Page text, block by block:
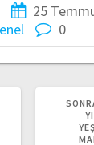
25
0